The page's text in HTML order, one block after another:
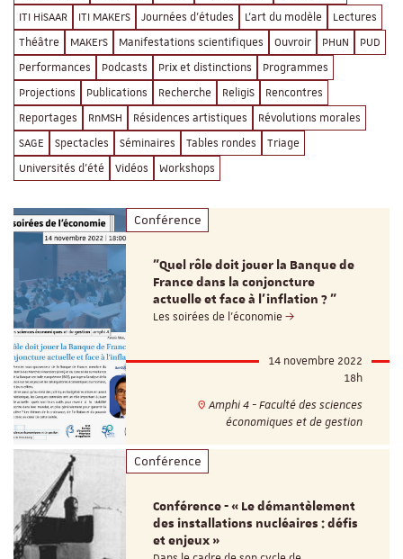
ITI HiSAAR
ITI MAKErS Journées d'études L'art du modèle
Lectures
Théâtre
MAKErS Manifestations scientifiques Ouvroir PHuN
PUD
Performances
Podcasts Prix et distinctions
Programmes
Projections
Publications Recherche ReligiS
Rencontres
Reportages
RnMSH Résidences artistiques
Révolutions morales
SAGE
Spectacles Séminaires Tables rondes
Triage
Universités d'été
Vidéos Workshops
Conférence
"Quel rôle doit jouer la Banque de
France dans la conjoncture
actuelle et face à l’inflation ? "
Les soirées de l'économie
14 novembre 2022
18h
Amphi 4 - Faculté des sciences
économiques et de gestion
Conférence
Conférence - « Le démantèlement
des installations nucléaires : défis
et enjeux »